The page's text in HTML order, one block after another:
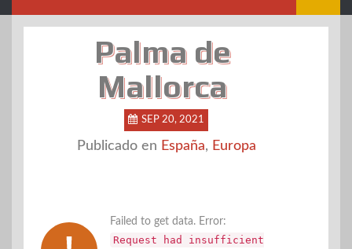
Palma de
Mallorca
SEP 20, 2021
Publicado en España, Europa
Failed to get data. Error:
Request had insufficient